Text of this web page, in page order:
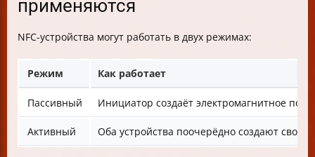
применяются
NFC-устройства могут работать в двух режимах:
Режим Как работает
Пассивный Инициатор создаёт электромагнитное
Активный Оба устройства поочерёдно создают свои